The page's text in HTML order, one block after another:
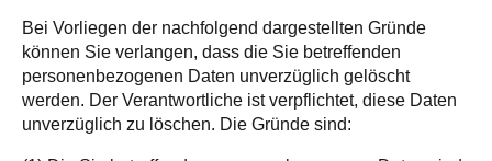
Bei Vorliegen der nachfolgend dargestellten Gründe
können Sie verlangen, dass die Sie betreffenden
personenbezogenen Daten unverzüglich gelöscht
werden. Der Verantwortliche ist verpflichtet, diese Daten
unverzüglich zu löschen. Die Gründe sind: